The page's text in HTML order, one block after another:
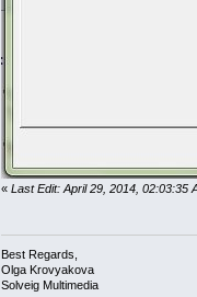
« Last Edit: April 29, 2014, 02:03:35
Best Regards,
Olga Krovyakova
Solveig Multimedia